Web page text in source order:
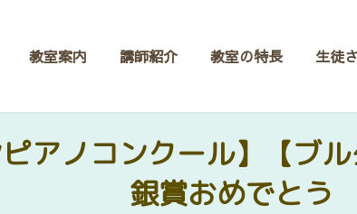
教室案内 講師紹介 教室の特長 生徒
アノコンクール】【ブ
銀賞おめでとう